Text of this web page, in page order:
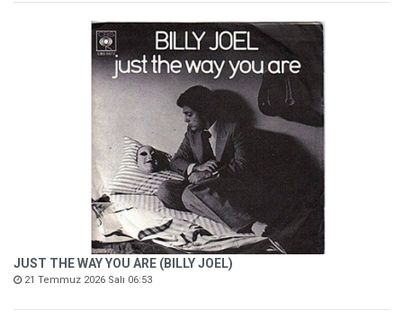
JUST THE WAY YOU ARE (BILLY JOEL)
21 Temmuz 2026 Salı 06:53